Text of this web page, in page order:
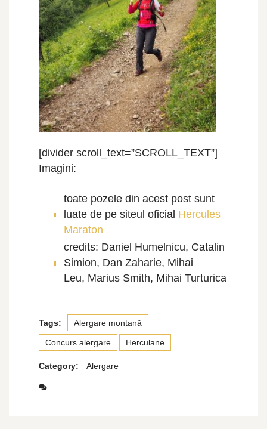
[divider scroll_text=”SCROLL_TEXT”]
Imagini:
toate pozele din acest post sunt
luate de pe siteul oficial Hercules
Maraton
credits: Daniel Humelnicu, Catalin
Simion, Dan Zaharie, Mihai
Leu, Marius Smith, Mihai Turturica
Tags: Alergare montană
Concurs alergare Herculane
Category: Alergare